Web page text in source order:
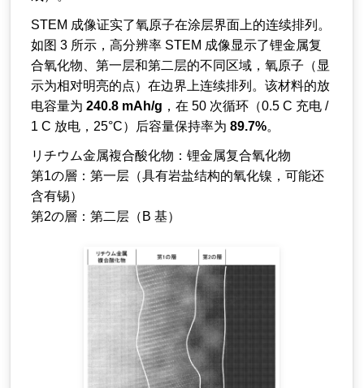
STEM 成像证实了氧原子在涂层界面上的连续排列。
如图 3 所示，高分辨率 STEM 成像显示了锂金属复
合氧化物、第一层和第二层的不同区域，氧原子（显
示为相对明亮的点）在边界上连续排列。该材料的放
电容量为 240.8 mAh/g ，在 50 次循环（0.5 C 充电 /
1 C 放电，25°C）后容量保持率为 89.7%。
リチウム金属複合酸化物：锂金属复合氧化物
第1の層：第一层（具有岩盐结构的氧化镍，可能还
含有锡）
第2の層：第二层（B 基）